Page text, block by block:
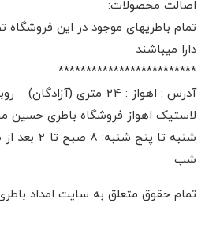
اصالت محصولات:
تمام باطریهای موجود در این فروشگاه
دارا میباشند
*************************
آدرس : اهواز : 24 متری (آزادگان)
لاستیک اهواز فروشگاه باطری حسین
شب
تمام حقوق متعلق به سایت امداد باطری